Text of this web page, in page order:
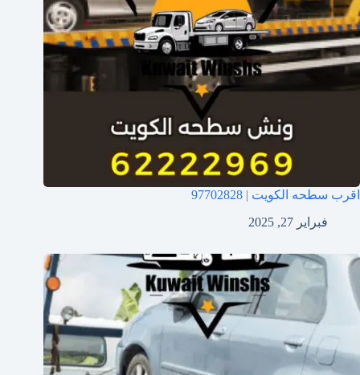
اقرب سطحه الكويت | 97702828
فبراير 27, 2025